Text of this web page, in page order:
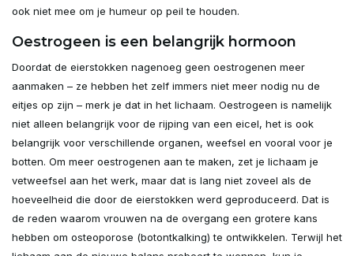
ook niet mee om je humeur op peil te houden.
Oestrogeen is een belangrijk hormoon
Doordat de eierstokken nagenoeg geen oestrogenen meer
aanmaken – ze hebben het zelf immers niet meer nodig nu de
eitjes op zijn – merk je dat in het lichaam. Oestrogeen is namelijk
niet alleen belangrijk voor de rijping van een eicel, het is ook
belangrijk voor verschillende organen, weefsel en vooral voor je
botten. Om meer oestrogenen aan te maken, zet je lichaam je
vetweefsel aan het werk, maar dat is lang niet zoveel als de
hoeveelheid die door de eierstokken werd geproduceerd. Dat is
de reden waarom vrouwen na de overgang een grotere kans
hebben om osteoporose (botontkalking) te ontwikkelen. Terwijl het